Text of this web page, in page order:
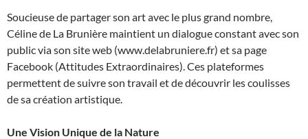
Soucieuse de partager son art avec le plus grand nombre,
Céline de La Brunière maintient un dialogue constant avec son
public via son site web (www.delabruniere.fr) et sa page
Facebook (Attitudes Extraordinaires). Ces plateformes
permettent de suivre son travail et de découvrir les coulisses
de sa création artistique.
Une Vision Unique de la Nature